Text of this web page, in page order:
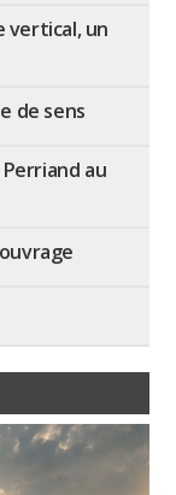
vertical, un
de sens
au